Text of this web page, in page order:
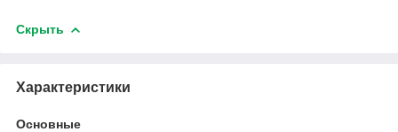
Скрыть
Характеристики
Основные